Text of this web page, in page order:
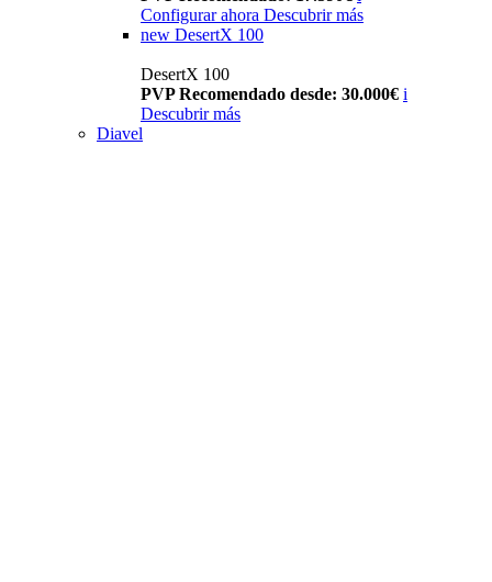
Configurar ahora Descubrir más
new DesertX 100
DesertX 100
PVP Recomendado desde: 30.000€ i
Descubrir más
Diavel